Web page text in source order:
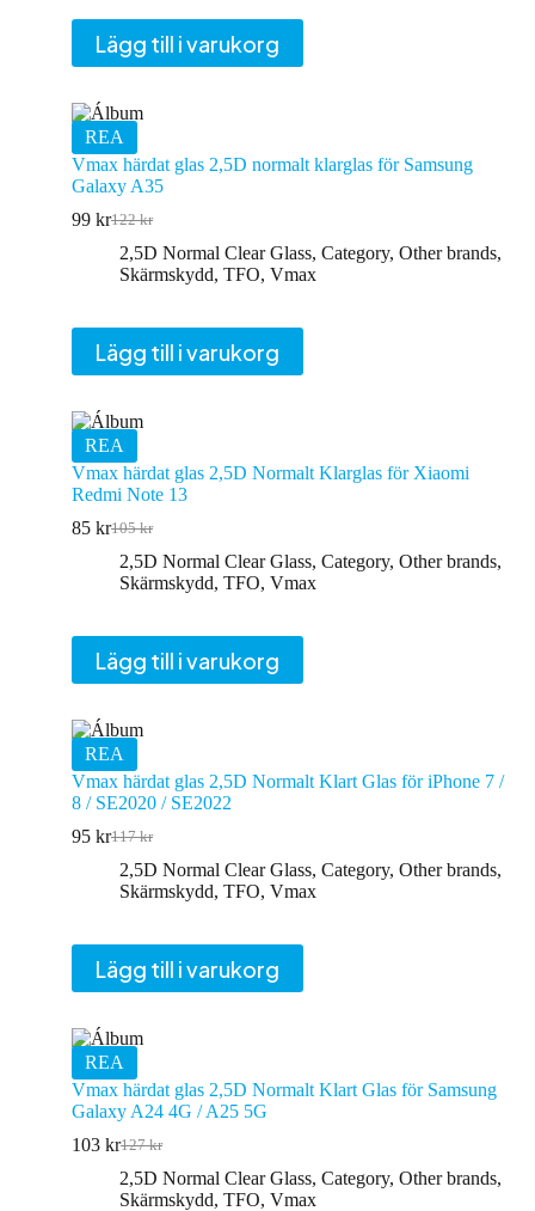
Lägg till i varukorg
REA
Vmax härdat glas 2,5D normalt klarglas för Samsung
Galaxy A35
122kr
Det
ursprungliga
priset
99 krDet
nuvarande
priset
2,5D Normal Clear Glass, Category, Other brands,
Skärmskydd, TFO, Vmax
Lägg till i varukorg
REA
Vmax härdat glas 2,5D Normalt Klarglas för Xiaomi
Redmi Note 13
105kr
Det
ursprungliga
priset
85 krDet
nuvarande
priset
2,5D Normal Clear Glass, Category, Other brands,
Skärmskydd, TFO, Vmax
Lägg till i varukorg
REA
Vmax härdat glas 2,5D Normalt Klart Glas för iPhone 7 /
8 / SE2020 / SE2022
117kr
Det
ursprungliga
priset
95 krDet
nuvarande
priset
2,5D Normal Clear Glass, Category, Other brands,
Skärmskydd, TFO, Vmax
Lägg till i varukorg
REA
Vmax härdat glas 2,5D Normalt Klart Glas för Samsung
Galaxy A24 4G / A25 5G
127kr
Det
ursprungliga
priset
103 krDet
nuvarande
priset
2,5D Normal Clear Glass, Category, Other brands,
Skärmskydd, TFO, Vmax